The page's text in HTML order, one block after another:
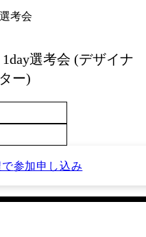
選考会
選考会 (デザイナ
ー)
で参加申し込み